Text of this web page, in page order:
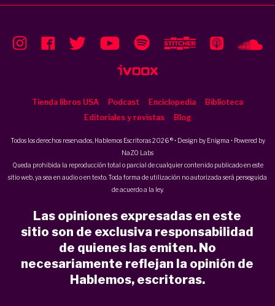
Tienda libros USA Podcast Enciclopedia
Biblioteca
Editoriales y revistas
Blog
Todos los derechos reservados, Hablemos Escritoras 2026 ® • Design by Enigma • Powered by
NaZO Labs
Queda prohibida la reproducción total o parcial de cualquier contenido publicado en este
sitio web, ya sea en audio o en texto. Toda forma de utilización no autorizada será perseguida
de acuerdo a la ley.
Las opiniones expresadas en este
sitio son de exclusiva responsabilidad
de quienes las emiten. No
necesariamente reflejan la opinión de
Hablemos, escritoras.